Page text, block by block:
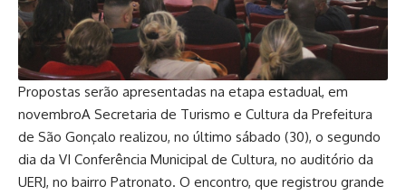
Propostas serão apresentadas na etapa estadual, em
novembroA Secretaria de Turismo e Cultura da Prefeitura
de São Gonçalo realizou, no último sábado (30), o segundo
dia da VI Conferência Municipal de Cultura, no auditório da
UERJ, no bairro Patronato. O encontro, que registrou grande